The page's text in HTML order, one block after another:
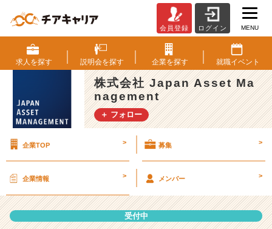
式
会
社
J
a
p
a
s
t
M
a
会員登録 ログイン MENU
求人を探す 説明会を探す 企業を探す 就職イベント
株式会社 Japan Asset Ma
nagement
＋ フォロー
企業TOP > 募集 >
企業情報 > メンバー >
受付中